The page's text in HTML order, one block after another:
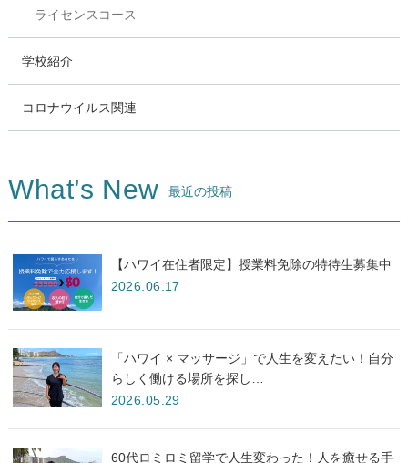
ライセンスコース
学校紹介
コロナウイルス関連
What’s New 最近の投稿
【ハワイ在住者限定】授業料免除の特待生募集中
2026.06.17
「ハワイ × マッサージ」で人生を変えたい！自分
らしく働ける場所を探し…
2026.05.29
60代ロミロミ留学で人生変わった！人を癒せる手